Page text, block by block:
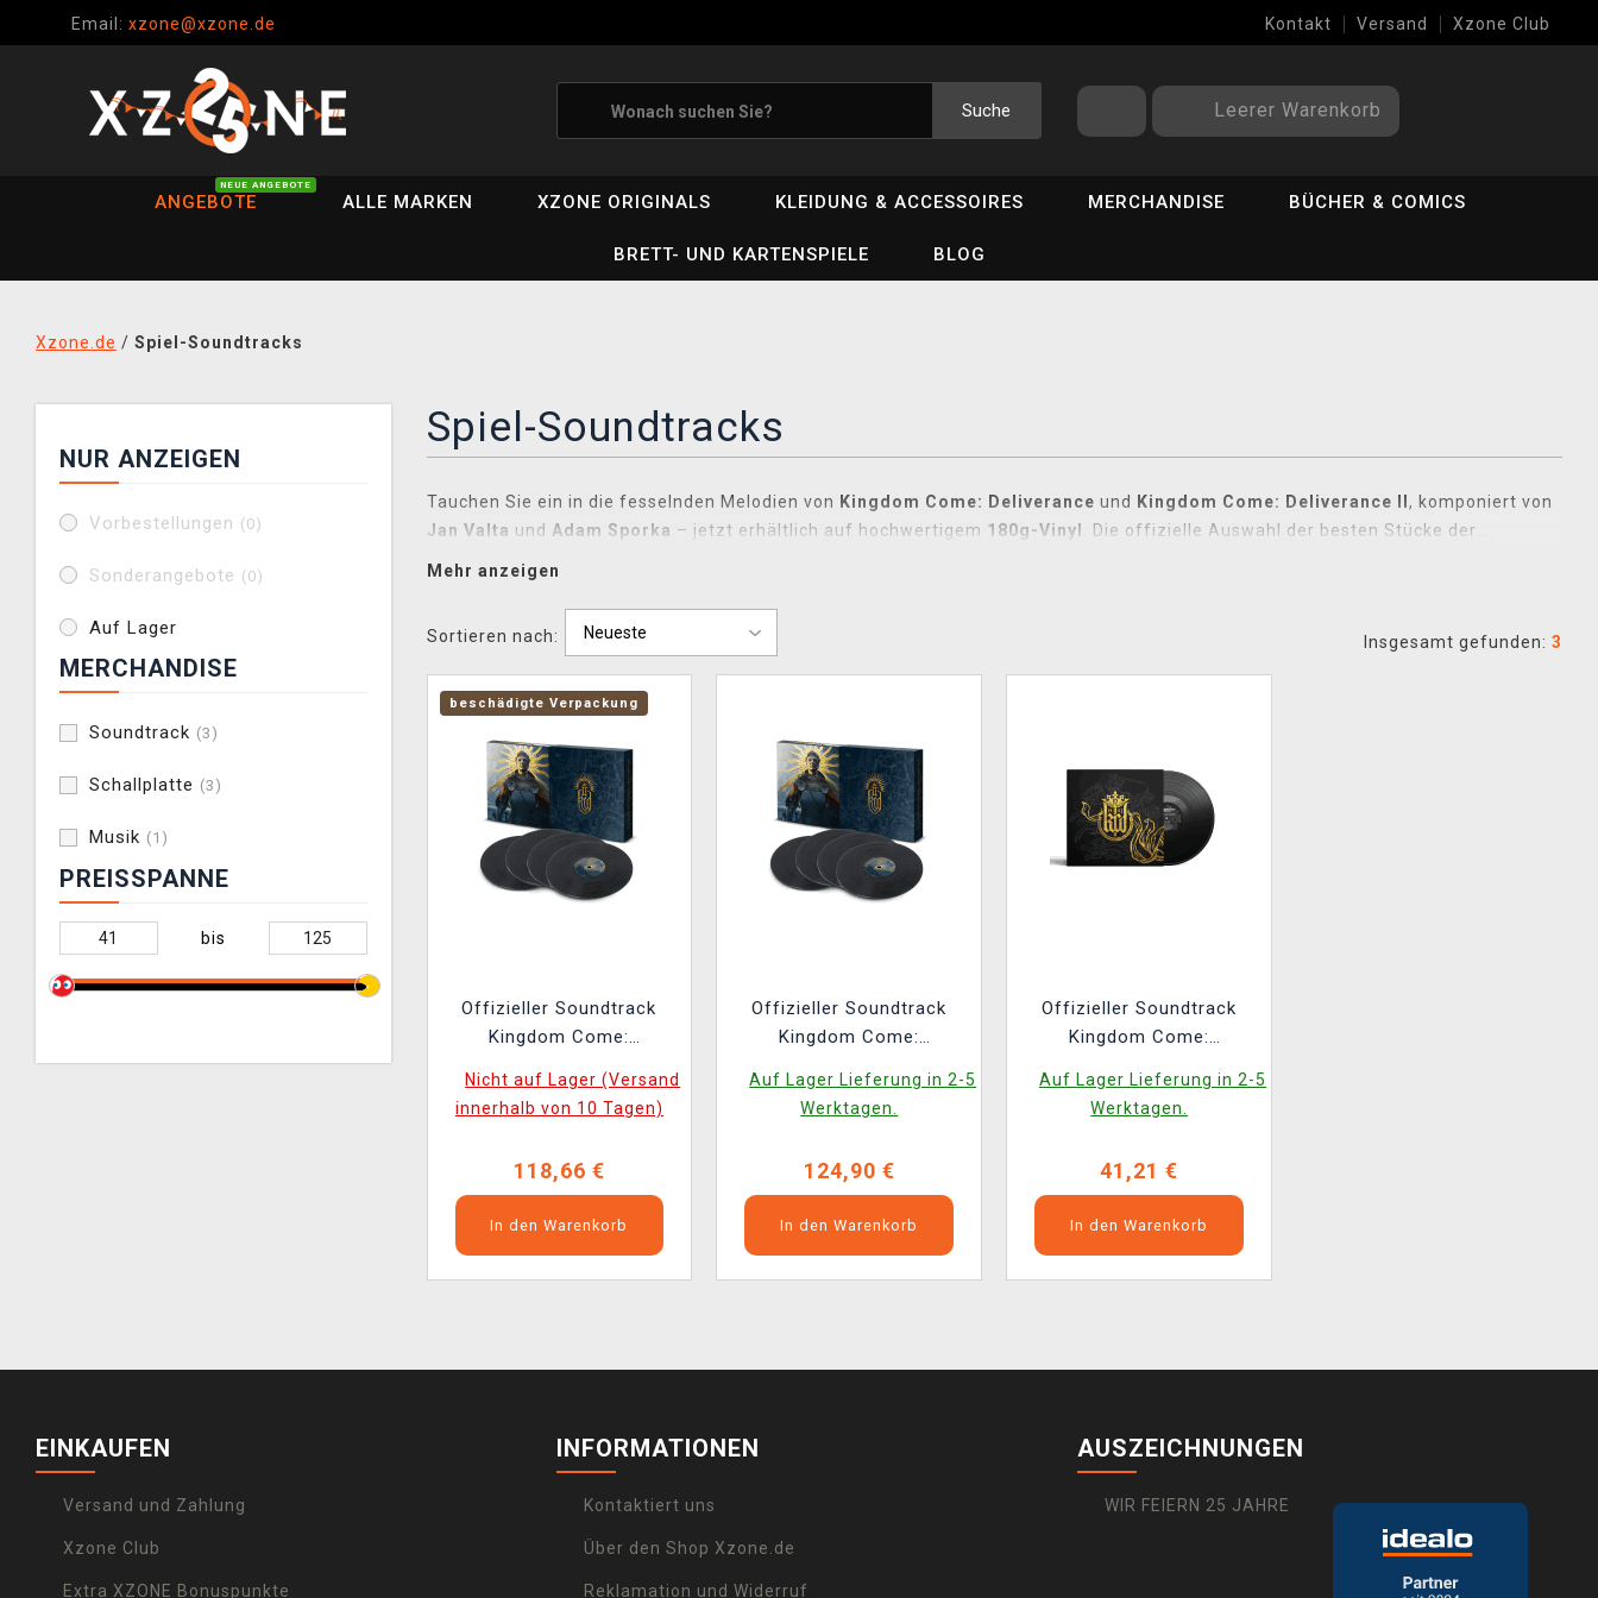
Email: xzone@xzone.de Kontakt Versand Xzone Club
Suche Leerer Warenkorb
ANGEBOTE
NEUE ANGEBOTE
ALLE MARKEN XZONE ORIGINALS KLEIDUNG & ACCESSOIRES MERCHANDISE BÜCHER & COMICS
BRETT- UND KARTENSPIELE BLOG
Xzone.de / Spiel-Soundtracks
NUR ANZEIGEN
Vorbestellungen (0)
Sonderangebote (0)
Auf Lager
MERCHANDISE
Soundtrack (3)
Schallplatte (3)
Musik (1)
PREISSPANNE
bis
Spiel-Soundtracks
Tauchen Sie ein in die fesselnden Melodien von Kingdom Come: Deliverance und Kingdom Come: Deliverance II, komponiert von
Jan Valta und Adam Sporka – jetzt erhältlich auf hochwertigem 180g-Vinyl . Die offizielle Auswahl der besten Stücke der
Mehr anzeigen
Sortieren nach: Insgesamt gefunden: 3
beschädigte Verpackung
Offizieller Soundtrack
Kingdom Come:
(Collector's Vinyl Edition)
(beschädigte Verpackung)
Nicht auf Lager (Versand
innerhalb von 10 Tagen)
118,66 €
In den Warenkorb
Offizieller Soundtrack
Kingdom Come:
(Collector's Vinyl Edition)
Auf Lager Lieferung in 2-5
Werktagen.
124,90 €
In den Warenkorb
Offizieller Soundtrack
Kingdom Come:
Auf Lager Lieferung in 2-5
Werktagen.
41,21 €
In den Warenkorb
EINKAUFEN
Versand und Zahlung
Xzone Club
Extra XZONE Bonuspunkte
INFORMATIONEN
Kontaktiert uns
Über den Shop Xzone.de
Reklamation und Widerruf
AUSZEICHNUNGEN
WIR FEIERN 25 JAHRE